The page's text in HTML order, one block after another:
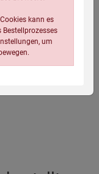
kann es
um